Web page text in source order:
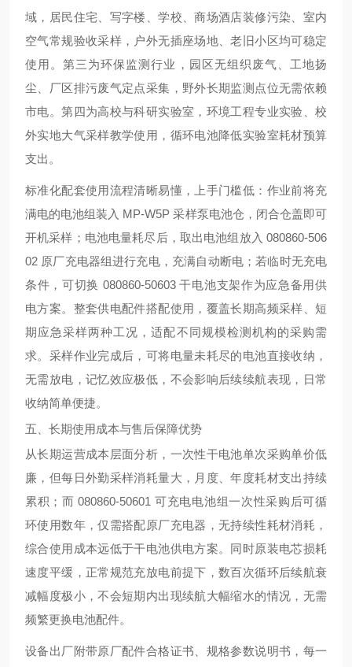
域，居民住宅、写字楼、学校、商场酒店装修污染、室内
空气常规验收采样，户外无插座场地、老旧小区均可稳定
使用。第三为环保监测行业，园区无组织废气、工地扬
尘、厂区排污废气定点采集，野外长期监测点位无需依赖
市电。第四为高校与科研实验室，环境工程专业实验、校
外实地大气采样教学使用，循环电池降低实验室耗材预算
支出。
标准化配套使用流程清晰易懂，上手门槛低：作业前将充
满电的电池组装入 MP-W5P 采样泵电池仓，闭合仓盖即可
开机采样；电池电量耗尽后，取出电池组放入 080860-506
02 原厂充电器组进行充电，充满自动断电；若临时无充电
条件，可切换 080860-50603 干电池支架作为应急备用供
电方案。整套供电配件搭配使用，覆盖长期高频采样、短
期应急采样两种工况，适配不同规模检测机构的采购需
求。采样作业完成后，可将电量未耗尽的电池直接收纳，
无需放电，记忆效应极低，不会影响后续续航表现，日常
收纳简单便捷。
五、长期使用成本与售后保障优势
从长期运营成本层面分析，一次性干电池单次采购单价低
廉，但每日外勤采样消耗量大，月度、年度耗材支出持续
累积；而 080860-50601 可充电电池组一次性采购后可循
环使用数年，仅需搭配原厂充电器，无持续性耗材消耗，
综合使用成本远低于干电池供电方案。同时原装电芯损耗
速度平缓，正常规范充放电前提下，数百次循环后续航衰
减幅度极小，不会短期内出现续航大幅缩水的情况，无需
频繁更换电池配件。
设备出厂附带原厂配件合格证书、规格参数说明书，每一